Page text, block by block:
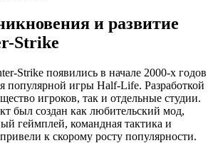
и развитие
Strike
Strike появились в начале 2000-х годов
популярной игры Half-Life. Разработкой
игроков, так и отдельные студии.
был создан как любительский мод,
геймплей, командная тактика и
к скорому росту популярности.